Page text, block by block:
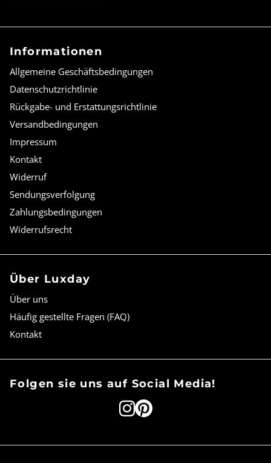
Informationen
Allgemeine Geschäftsbedingungen
Datenschutzrichtlinie
Rückgabe- und Erstattungsrichtlinie
Versandbedingungen
Impressum
Kontakt
Widerruf
Sendungsverfolgung
Zahlungsbedingungen
Widerrufsrecht
Über Luxday
Über uns
Häufig gestellte Fragen (FAQ)
Kontakt
Folgen sie uns auf Social Media!